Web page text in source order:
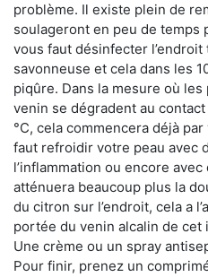
problème. Il existe plein de
soulageront en peu de temps
vous faut désinfecter l’endroit
savonneuse et cela dans les
piqûre. Dans la mesure où
venin se dégradent au
°C, cela commencera déjà
faut refroidir votre peau avec
l’inflammation ou encore avec
atténuera beaucoup plus la
du citron sur l’endroit, cela a
portée du venin alcalin de cet
Une crème ou un spray
Pour finir, prenez un